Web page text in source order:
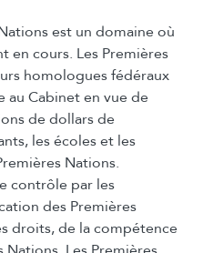
est un domaine où
en cours. Les Premières
homologues fédéraux
au Cabinet en vue de
de dollars de
les écoles et les
Nations.
contrôle par les
des Premières
droits, de la compétence